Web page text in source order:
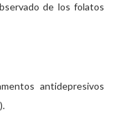
de los folatos
antidepresivos